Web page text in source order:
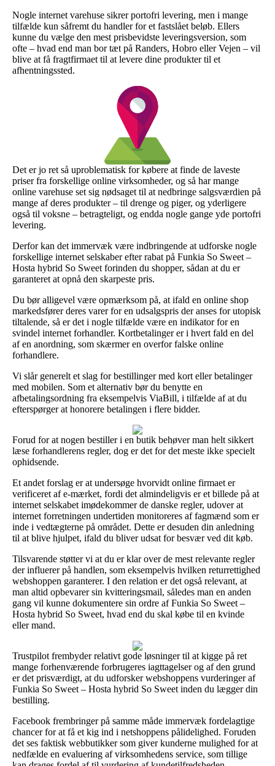
Nogle internet varehuse sikrer portofri levering, men i mange
tilfælde kun såfremt du handler for et fastslået beløb. Ellers
kunne du vælge den mest prisbevidste leveringsversion, som
ofte – hvad end man bor tæt på Randers, Hobro eller Vejen – vil
blive at få fragtfirmaet til at levere dine produkter til et
afhentningssted.
Det er jo ret så uproblematisk for købere at finde de laveste
priser fra forskellige online virksomheder, og så har mange
online varehuse set sig nødsaget til at nedbringe salgsværdien på
mange af deres produkter – til drenge og piger, og yderligere
også til voksne – betragteligt, og endda nogle gange yde portofri
levering.
Derfor kan det immervæk være indbringende at udforske nogle
forskellige internet selskaber efter rabat på Funkia So Sweet –
Hosta hybrid So Sweet forinden du shopper, sådan at du er
garanteret at opnå den skarpeste pris.
Du bør alligevel være opmærksom på, at ifald en online shop
markedsfører deres varer for en udsalgspris der anses for utopisk
tiltalende, så er det i nogle tilfælde være en indikator for en
svindel internet forhandler. Kortbetalinger er i hvert fald en del
af en anordning, som skærmer en overfor falske online
forhandlere.
Vi slår generelt et slag for bestillinger med kort eller betalinger
med mobilen. Som et alternativ bør du benytte en
afbetalingsordning fra eksempelvis ViaBill, i tilfælde af at du
efterspørger at honorere betalingen i flere bidder.
Forud for at nogen bestiller i en butik behøver man helt sikkert
læse forhandlerens regler, dog er det for det meste ikke specielt
ophidsende.
Et andet forslag er at undersøge hvorvidt online firmaet er
verificeret af e-mærket, fordi det almindeligvis er et billede på at
internet selskabet imødekommer de danske regler, udover at
internet forretningen undertiden monitoreres af fagmænd som er
inde i vedtægterne på området. Dette er desuden din anledning
til at blive hjulpet, ifald du bliver udsat for besvær ved dit køb.
Tilsvarende støtter vi at du er klar over de mest relevante regler
der influerer på handlen, som eksempelvis hvilken returrettighed
webshoppen garanterer. I den relation er det også relevant, at
man altid opbevarer sin kvitteringsmail, således man en anden
gang vil kunne dokumentere sin ordre af Funkia So Sweet –
Hosta hybrid So Sweet, hvad end du skal købe til en kvinde
eller mand.
Trustpilot frembyder relativt gode løsninger til at kigge på ret
mange forhenværende forbrugeres iagttagelser og af den grund
er det prisværdigt, at du udforsker webshoppens vurderinger af
Funkia So Sweet – Hosta hybrid So Sweet inden du lægger din
bestilling.
Facebook frembringer på samme måde immervæk fordelagtige
chancer for at få et kig ind i netshoppens pålidelighed. Foruden
det ses faktisk webbutikker som giver kunderne mulighed for at
nedfælde en evaluering af virksomhedens service, som tillige